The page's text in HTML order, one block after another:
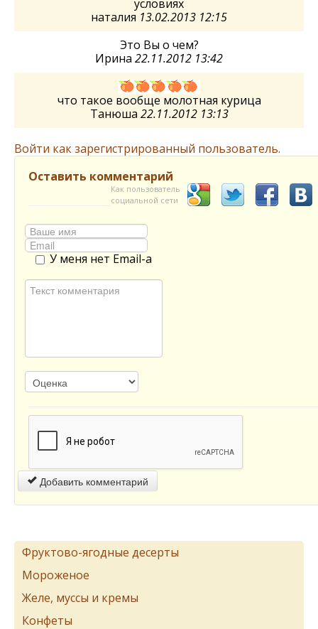
условиях
наталия 13.02.2013 12:15
Это Вы о чем?
Ирина 22.11.2012 13:42
что такое вообще молотная курица
Танюша 22.11.2012 13:13
Войти как зарегистрированный пользователь.
Оставить комментарий
Как пользователь
социальной сети
У меня нет Email-а
Добавить комментарий
Фруктово-ягодные десерты
Мороженое
Желе, муссы и кремы
Конфеты